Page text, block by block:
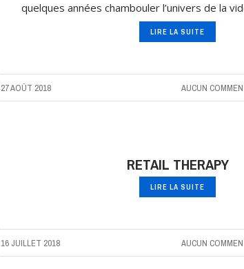
quelques années chambouler l’univers de la
LIRE LA SUITE
27 AOÛT 2018 AUCUN
RETAIL THERAPY
LIRE LA SUITE
16 JUILLET 2018 AUCUN